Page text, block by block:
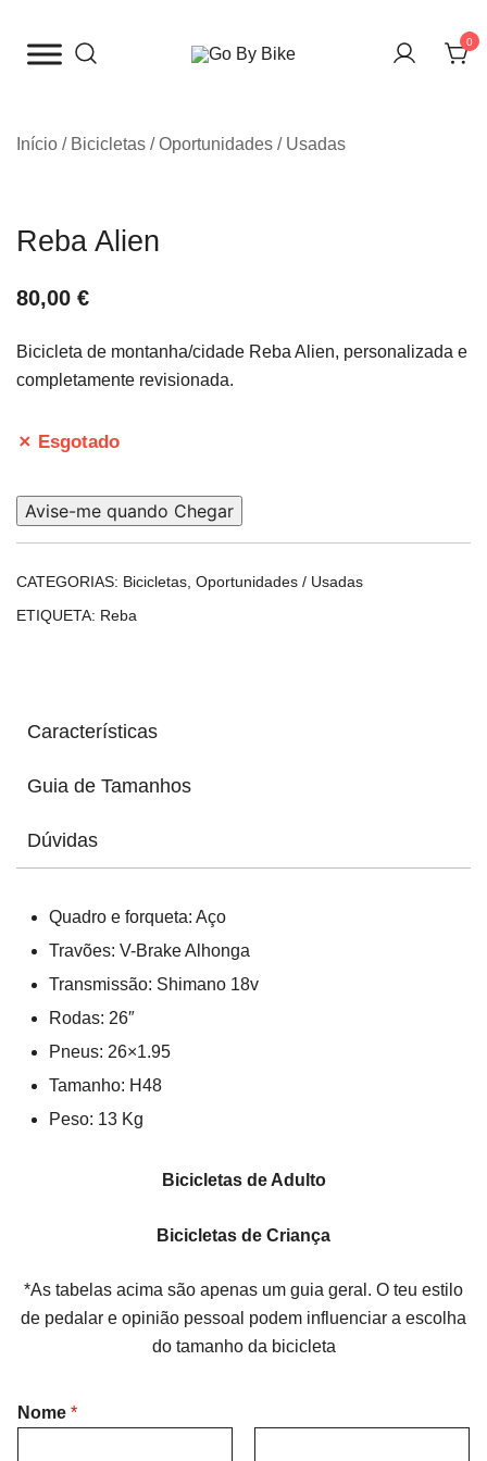
para
0
Início / Bicicletas /Oportunidades / Usadas
Reba Alien
80,00 €
Bicicleta de montanha/cidade Reba Alien, personalizada e
completamente revisionada.
✗ Esgotado
Avise-me quando Chegar
CATEGORIAS: Bicicletas Oportunidades / Usadas
ETIQUETA: Reba
Características
Guia de Tamanhos
Dúvidas
Quadro e forqueta: Aço
Travões: V-Brake Alhonga
Transmissão: Shimano 18v
Rodas: 26″
Pneus: 26×1.95
Tamanho: H48
Peso: 13 Kg
Bicicletas de Adulto
Bicicletas de Criança
*As tabelas acima são apenas um guia geral. O teu estilo
de pedalar e opinião pessoal podem influenciar a escolha
do tamanho da bicicleta
Nome *